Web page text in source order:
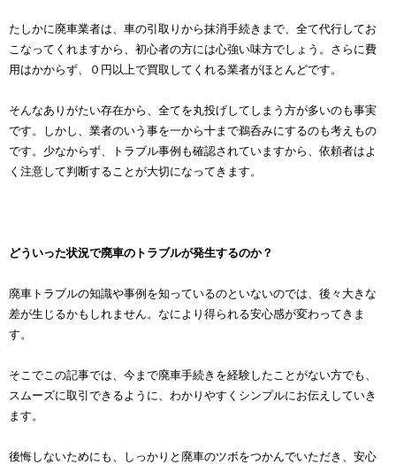
たしかに廃車業者は、車の引取りから抹消手続きまで、全て代行してお
こなってくれますから、初心者の方には心強い味方でしょう。さらに費
用はかからず、０円以上で買取してくれる業者がほとんどです。
そんなありがたい存在から、全てを丸投げしてしまう方が多いのも事実
です。しかし、業者のいう事を一から十まで鵜呑みにするのも考えもの
です。少なからず、トラブル事例も確認されていますから、依頼者はよ
く注意して判断することが大切になってきます。
どういった状況で廃車のトラブルが発生するのか？
廃車トラブルの知識や事例を知っているのといないのでは、後々大きな
差が生じるかもしれません。なにより得られる安心感が変わってきま
す。
そこでこの記事では、今まで廃車手続きを経験したことがない方でも、
スムーズに取引できるように、わかりやすくシンプルにお伝えしていき
ます。
後悔しないためにも、しっかりと廃車のツボをつかんでいただき、安心